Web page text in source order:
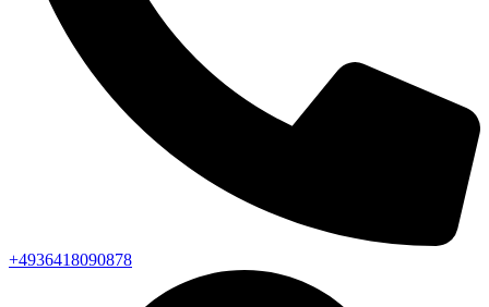
+4936418090878